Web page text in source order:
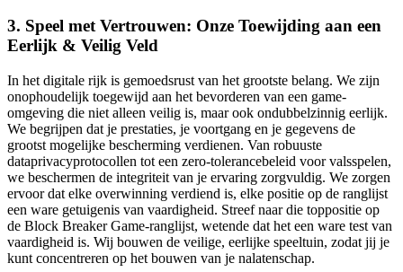
3. Speel met Vertrouwen: Onze Toewijding aan een
Eerlijk & Veilig Veld
In het digitale rijk is gemoedsrust van het grootste belang. We zijn
onophoudelijk toegewijd aan het bevorderen van een game-
omgeving die niet alleen veilig is, maar ook ondubbelzinnig eerlijk.
We begrijpen dat je prestaties, je voortgang en je gegevens de
grootst mogelijke bescherming verdienen. Van robuuste
dataprivacyprotocollen tot een zero-tolerancebeleid voor valsspelen,
we beschermen de integriteit van je ervaring zorgvuldig. We zorgen
ervoor dat elke overwinning verdiend is, elke positie op de ranglijst
een ware getuigenis van vaardigheid. Streef naar die toppositie op
de Block Breaker Game-ranglijst, wetende dat het een ware test van
vaardigheid is. Wij bouwen de veilige, eerlijke speeltuin, zodat jij je
kunt concentreren op het bouwen van je nalatenschap.